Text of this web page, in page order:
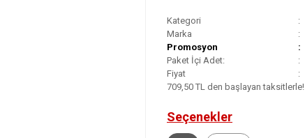
Kategori
Marka
Promosyon
Paket İçi Adet:
Fiyat
709,50 TL den başlayan taksitlerle!
Seçenekler